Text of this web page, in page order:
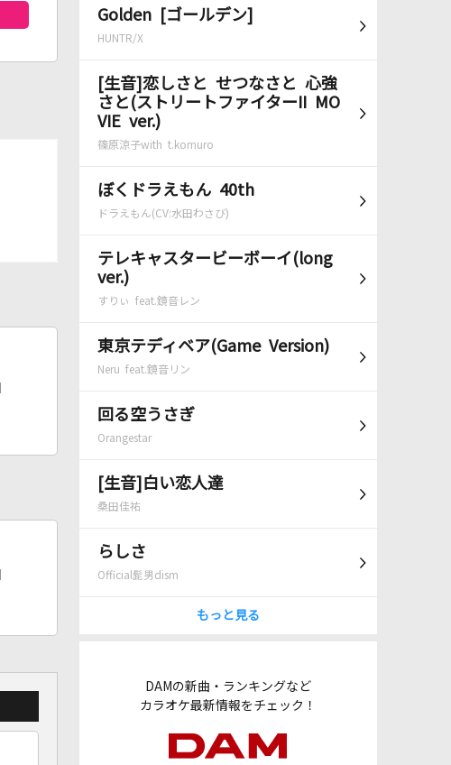
Golden [ゴールデン]
HUNTR/X
[生音]恋しさと せつなさと 心強
さと(ストリートファイターII MO
VIE ver.)
篠原涼子with t.komuro
ぼくドラえもん 40th
ドラえもん(CV:水田わさび)
テレキャスタービーボーイ(long
ver.)
すりぃ feat.鏡音レン
東京テディベア(Game Version)
Neru feat.鏡音リン
回る空うさぎ
Orangestar
[生音]白い恋人達
桑田佳祐
らしさ
Official髭男dism
もっと見る
DAMの新曲・ランキングなど
カラオケ最新情報をチェック！